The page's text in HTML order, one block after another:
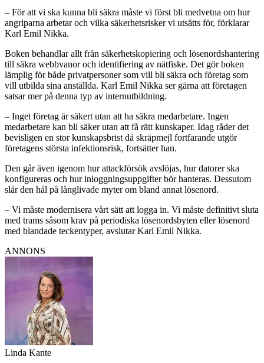
– För att vi ska kunna bli säkra måste vi först bli medvetna om hur
angriparna arbetar och vilka säkerhetsrisker vi utsätts för, förklarar
Karl Emil Nikka.
Boken behandlar allt från säkerhetskopiering och lösenordshantering
till säkra webbvanor och identifiering av nätfiske. Det gör boken
lämplig för både privatpersoner som vill bli säkra och företag som
vill utbilda sina anställda. Karl Emil Nikka ser gärna att företagen
satsar mer på denna typ av internutbildning.
– Inget företag är säkert utan att ha säkra medarbetare. Ingen
medarbetare kan bli säker utan att få rätt kunskaper. Idag råder det
bevisligen en stor kunskapsbrist då skräpmejl fortfarande utgör
företagens största infektionsrisk, fortsätter han.
Den går även igenom hur attackförsök avslöjas, hur datorer ska
konfigureras och hur inloggningsuppgifter bör hanteras. Dessutom
slår den hål på långlivade myter om bland annat lösenord.
– Vi måste modernisera vårt sätt att logga in. Vi måste definitivt sluta
med trams såsom krav på periodiska lösen­ordsbyten eller lösenord
med blandade teckentyper, avslutar Karl Emil Nikka.
ANNONS
Linda Kante